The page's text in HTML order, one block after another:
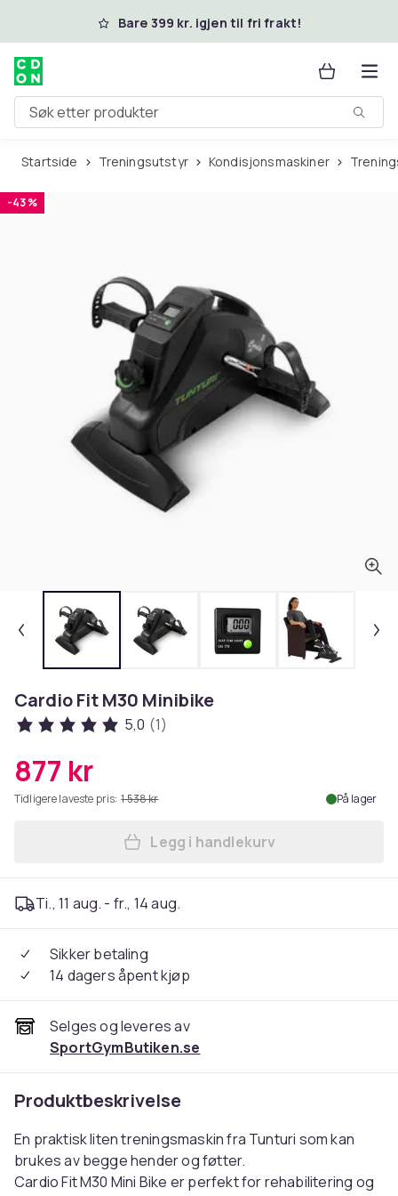
Hopp til hovedinnholdBare 399 kr. igjen til fri frakt!
Søk etter produkter
Startside Treningsutstyr Kondisjonsmaskiner
-43 %
Cardio Fit M30 Minibike
5,0 (1)
877 kr
Tidligere laveste pris: 1 538 kr På lager
Legg Cardio Fit M30
Legg i handlekurv
Ti., 11 aug. - fr., 14 aug.
Sikker betaling
14 dagers åpent kjøp
Selges og leveres av
SportGymButiken.se
Produktbeskrivelse
En praktisk liten treningsmaskin fra Tunturi som kan
brukes av begge hender og føtter.
Cardio Fit M30 Mini Bike er perfekt for rehabilitering og